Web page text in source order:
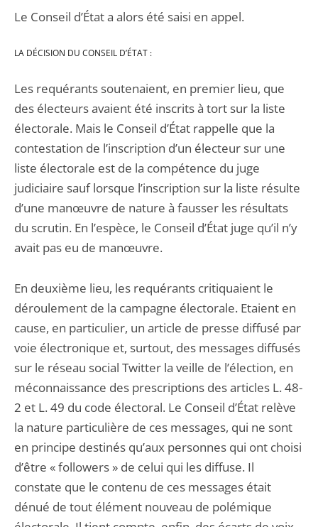
Le Conseil d’État a alors été saisi en appel.
LA DÉCISION DU CONSEIL D’ÉTAT :
Les requérants soutenaient, en premier lieu, que
des électeurs avaient été inscrits à tort sur la liste
électorale. Mais le Conseil d’État rappelle que la
contestation de l’inscription d’un électeur sur une
liste électorale est de la compétence du juge
judiciaire sauf lorsque l’inscription sur la liste résulte
d’une manœuvre de nature à fausser les résultats
du scrutin. En l’espèce, le Conseil d’État juge qu’il n’y
avait pas eu de manœuvre.
En deuxième lieu, les requérants critiquaient le
déroulement de la campagne électorale. Etaient en
cause, en particulier, un article de presse diffusé par
voie électronique et, surtout, des messages diffusés
sur le réseau social Twitter la veille de l’élection, en
méconnaissance des prescriptions des articles L. 48-
2 et L. 49 du code électoral. Le Conseil d’État relève
la nature particulière de ces messages, qui ne sont
en principe destinés qu’aux personnes qui ont choisi
d’être « followers » de celui qui les diffuse. Il
constate que le contenu de ces messages était
dénué de tout élément nouveau de polémique